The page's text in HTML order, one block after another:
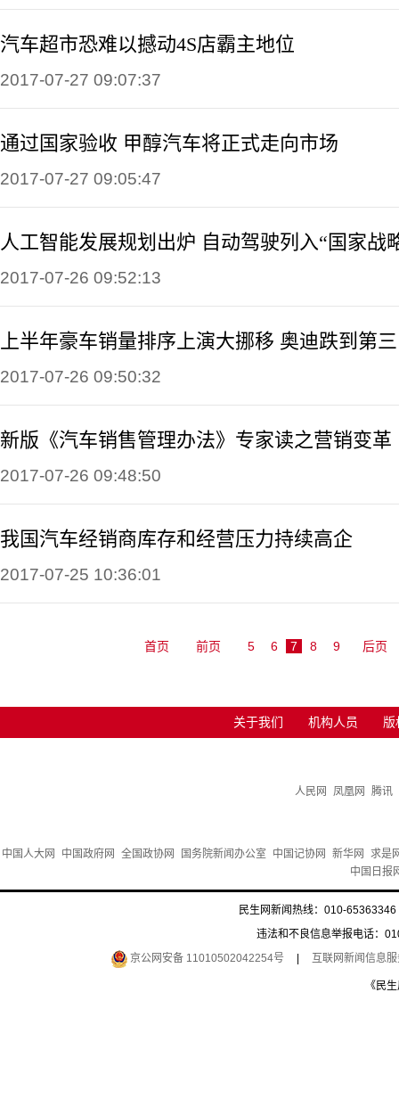
汽车超市恐难以撼动4S店霸主地位
2017-07-27 09:07:37
通过国家验收 甲醇汽车将正式走向市场
2017-07-27 09:05:47
人工智能发展规划出炉 自动驾驶列入“国家战
2017-07-26 09:52:13
上半年豪车销量排序上演大挪移 奥迪跌到第三
2017-07-26 09:50:32
新版《汽车销售管理办法》专家读之营销变革
2017-07-26 09:48:50
我国汽车经销商库存和经营压力持续高企
2017-07-25 10:36:01
首页 前页 5 6 7 8 9 后页
关于我们 机构人员 版
人民网 凤凰网 腾讯
中国人大网 中国政府网 全国政协网 国务院新闻办公室 中国记协网 新华网
求是
中国日报
民生网新闻热线：010-
违法和不良信息举报电话：
京公网安备 11010502042254号
互联网新闻信息
《民